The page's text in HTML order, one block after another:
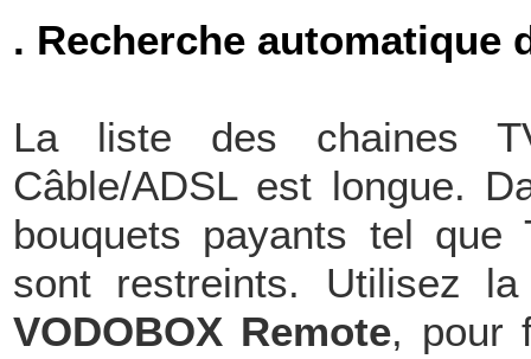
. Recherche automatique
La liste des chaines
Câble/ADSL est longue.
bouquets payants tel que
sont restreints. Utilisez
VODOBOX Remote, pour